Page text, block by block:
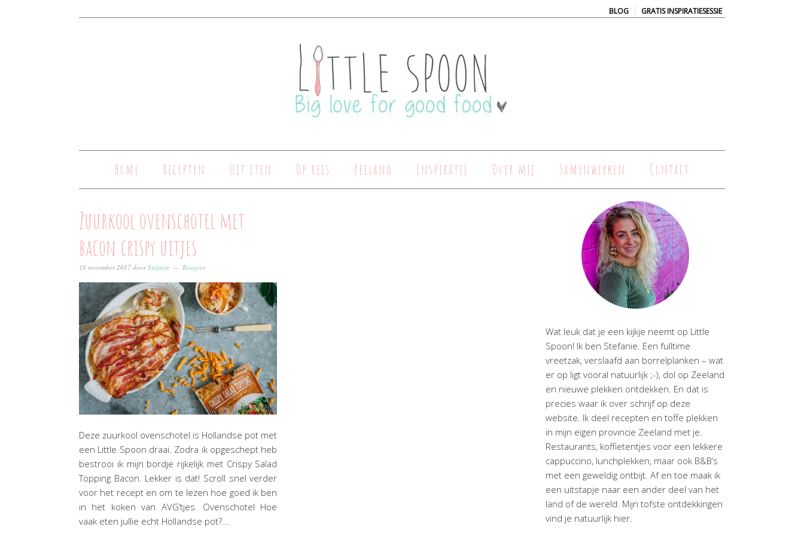
BLOG | GRATIS INSPIRATIESESSIE
Home Recepten Uit eten Op reis Zeeland Inspiratie Over mij Samenwerken Contact
Zuurkool ovenschotel met
bacon crispy uitjes
18 november 2017 doorStefanie Reageer
Deze zuurkool ovenschotel is Hollandse pot met
een Little Spoon draai. Zodra ik opgeschept heb
bestrooi ik mijn bordje rijkelijk met Crispy Salad
Topping Bacon. Lekker is dat! Scroll snel verder
voor het recept en om te lezen hoe goed ik ben
in het koken van AVG’tjes. Ovenschotel Hoe
vaak eten jullie echt Hollandse pot?…
Wat leuk dat je een kijkje neemt op Little
Spoon! Ik ben Stefanie. Een fulltime
vreetzak, verslaafd aan borrelplanken – wat
er op ligt vooral natuurlijk ;-), dol op Zeeland
en nieuwe plekken ontdekken. En dat is
precies waar ik over schrijf op deze
website. Ik deel recepten en toffe plekken
in mijn eigen provincie Zeeland met je.
Restaurants, koffietentjes voor een lekkere
cappuccino, lunchplekken, maar ook B&B’s
met een geweldig ontbijt. Af en toe maak ik
een uitstapje naar een ander deel van het
land of de wereld. Mijn tofste ontdekkingen
vind je natuurlijk hier.